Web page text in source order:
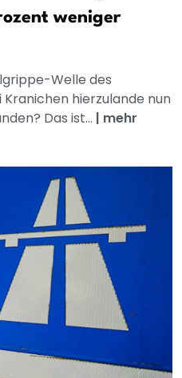
weniger
Welle des
hierzulande nun
Das ist... | mehr